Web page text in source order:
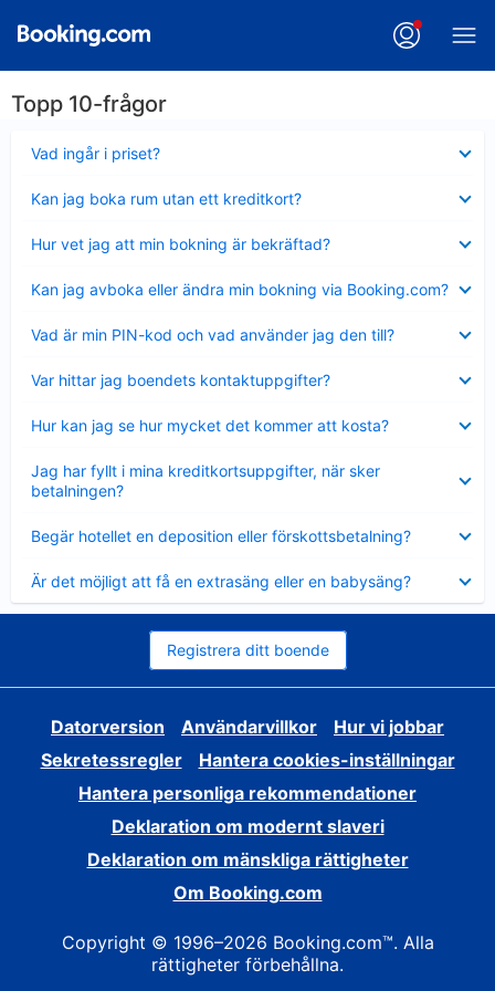
Topp 10-frågor
Vad ingår i priset?
mindre
Kan jag boka rum utan ett kreditkort?
mindre
Hur vet jag att min bokning är bekräftad?
mindre
Kan jag avboka eller ändra min bokning via Booking.com?
mindre
Vad är min PIN-kod och vad använder jag den till?
mindre
Var hittar jag boendets kontaktuppgifter?
mindre
Hur kan jag se hur mycket det kommer att kosta?
mindre
Jag har fyllt i mina kreditkortsuppgifter, när sker
betalningen?
mindre
Begär hotellet en deposition eller förskottsbetalning?
mindre
Är det möjligt att få en extrasäng eller en babysäng?
mindre
Registrera ditt boende
Datorversion Användarvillkor
Hur vi jobbar
Sekretessregler
Hantera cookies-inställningar
Hantera personliga rekommendationer
Deklaration om modernt slaveri
Deklaration om mänskliga rättigheter
Om Booking.com
Copyright © 1996–2026 Booking.com™. Alla
rättigheter förbehållna.